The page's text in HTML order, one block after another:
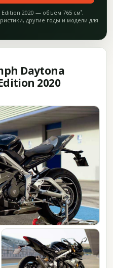
2020 — объём 765 см³,
другие годы и модели для
Daytona
2020